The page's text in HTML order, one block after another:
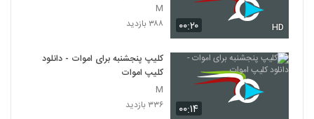
۰۰:۲۰ HD
M
۳۸۸ بازدید
۰۰:۱۴
کلیپ پنجشنبه برای اموات - دانلود
کلیپ اموات
M
۳۳۶ بازدید